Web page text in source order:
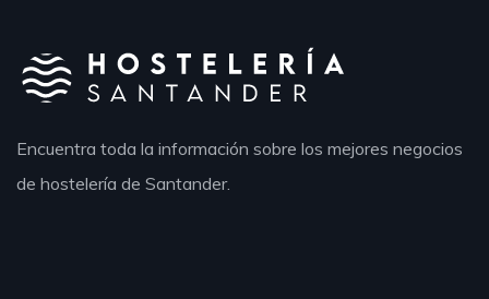
Encuentra toda la información sobre los mejores negocios
de hostelería de Santander.